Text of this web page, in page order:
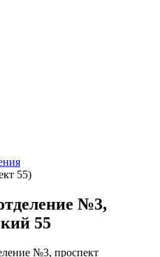
55)
№3,
55